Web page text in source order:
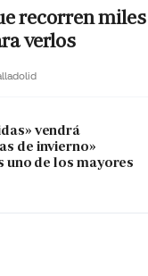
recorren miles
verlos
vendrá
de invierno»
uno de los mayores